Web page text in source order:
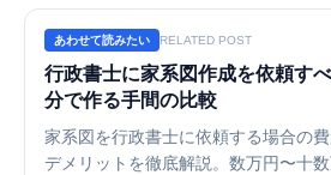
あわせて読みたい RELATED POST
行政書士に家系図作成を依頼す
分で作る手間の比較
家系図を行政書士に依頼する場合の
デメリットを徹底解説。数万円〜十数